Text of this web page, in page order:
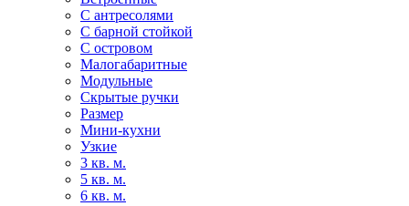
С антресолями
С барной стойкой
С островом
Малогабаритные
Модульные
Скрытые ручки
Размер
Мини-кухни
Узкие
3 кв. м.
5 кв. м.
6 кв. м.